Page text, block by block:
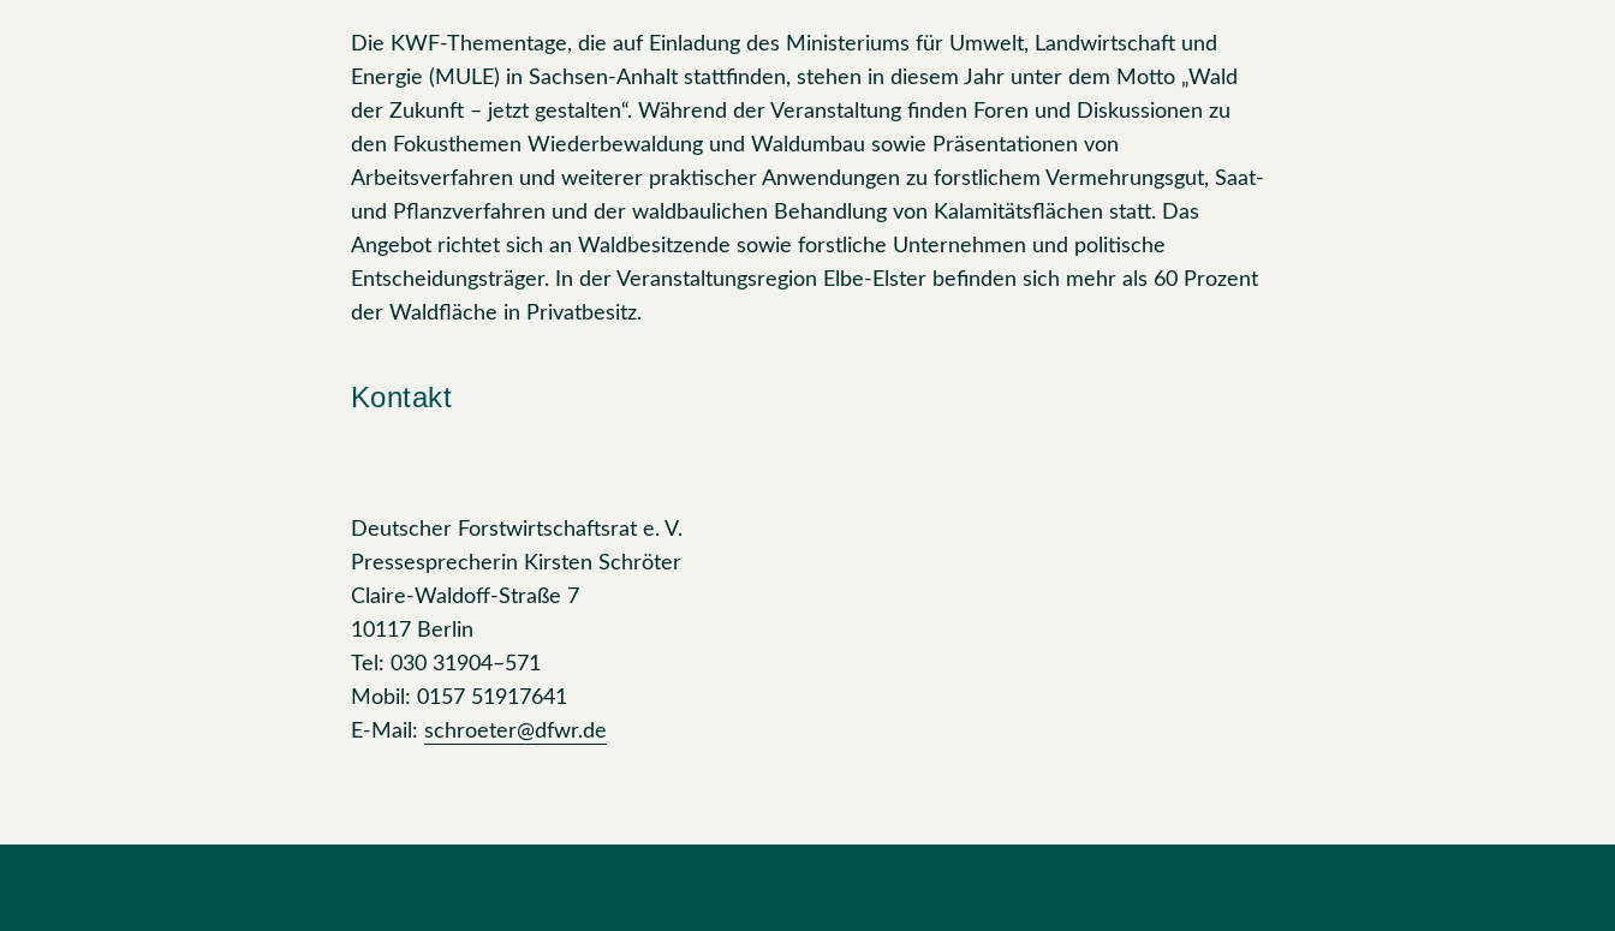
Die KWF-Thementage, die auf Einladung des Ministeriums für Umwelt, Landwirtschaft und
Energie (MULE) in Sachsen-Anhalt stattfinden, stehen in diesem Jahr unter dem Motto „Wald
der Zukunft – jetzt gestalten“. Während der Veranstaltung finden Foren und Diskussionen zu
den Fokusthemen Wiederbewaldung und Waldumbau sowie Präsentationen von
Arbeitsverfahren und weiterer praktischer Anwendungen zu forstlichem Vermehrungsgut, Saat-
und Pflanzverfahren und der waldbaulichen Behandlung von Kalamitätsflächen statt. Das
Angebot richtet sich an Waldbesitzende sowie forstliche Unternehmen und politische
Entscheidungsträger. In der Veranstaltungsregion Elbe-Elster befinden sich mehr als 60 Prozent
der Waldfläche in Privatbesitz.
Kontakt
Deutscher Forstwirtschaftsrat e. V.
Pressesprecherin Kirsten Schröter
Claire-Waldoff-Straße 7
10117 Berlin
Tel: 030 31904–571
Mobil: 0157 51917641
E-Mail: schroeter@dfwr.de